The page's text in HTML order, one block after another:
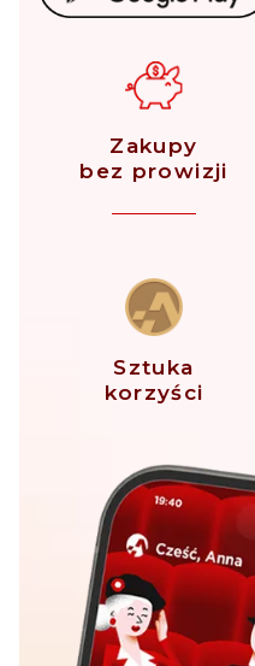
Zakupy
bez prowizji
Sztuka
korzyści